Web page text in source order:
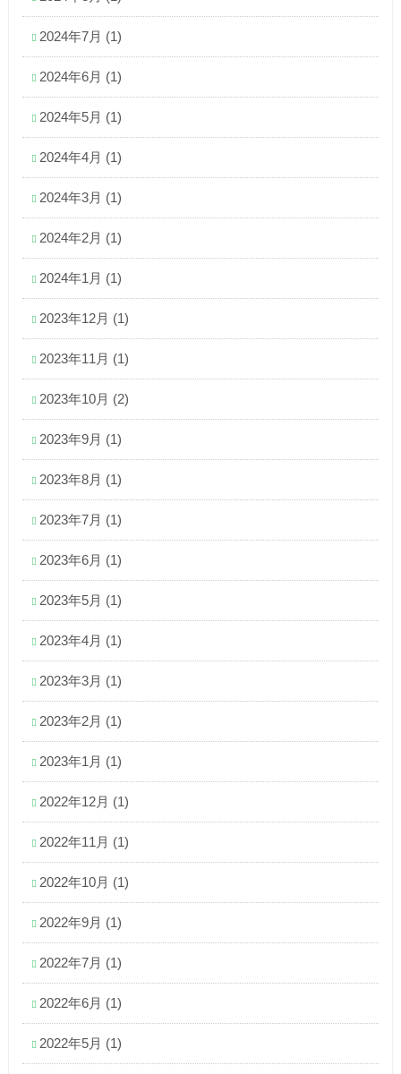
2024年7月 (1)
2024年6月 (1)
2024年5月 (1)
2024年4月 (1)
2024年3月 (1)
2024年2月 (1)
2024年1月 (1)
2023年12月 (1)
2023年11月 (1)
2023年10月 (2)
2023年9月 (1)
2023年8月 (1)
2023年7月 (1)
2023年6月 (1)
2023年5月 (1)
2023年4月 (1)
2023年3月 (1)
2023年2月 (1)
2023年1月 (1)
2022年12月 (1)
2022年11月 (1)
2022年10月 (1)
2022年9月 (1)
2022年7月 (1)
2022年6月 (1)
2022年5月 (1)